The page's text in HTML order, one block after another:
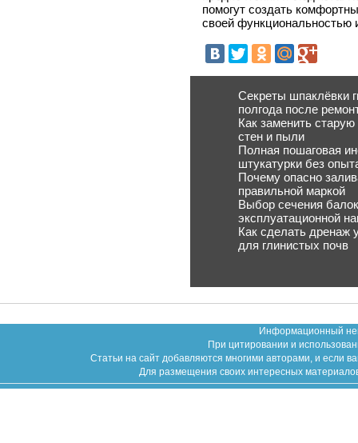
помогут создать
своей функциональностью
Секреты шпаклёвки
полгода после
Как заменить
стен и пыли
Полная пошаговая
штукатурки без
Почему опасно
правильной маркой
Выбор сечения
эксплуатационной
Как сделать дренаж
для глинистых почв
Информационный
При цитировании и
Статьи на сайт добавляются многими авторами, и если
Для размещения своих интересных